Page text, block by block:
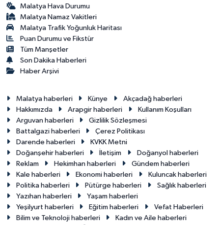
Malatya Hava Durumu
Malatya Namaz Vakitleri
Malatya Trafik Yoğunluk Haritası
Puan Durumu ve Fikstür
Tüm Manşetler
Son Dakika Haberleri
Haber Arşivi
Malatya haberleri Künye
Akçadağ haberleri
Hakkımızda
Arapgir haberleri
Kullanım Koşulları
Arguvan haberleri
Gizlilik Sözleşmesi
Battalgazi haberleri
Çerez Politikası
Darende haberleri
KVKK Metni
Doğanşehir haberleri
İletişim
Doğanyol haberleri
Reklam
Hekimhan haberleri
Gündem haberleri
Kale haberleri
Ekonomi haberleri
Kuluncak haberleri
Politika haberleri
Pütürge haberleri
Sağlık haberleri
Yazıhan haberleri
Yaşam haberleri
Yeşilyurt haberleri
Eğitim haberleri
Vefat Haberleri
Bilim ve Teknoloji haberleri
Kadın ve Aile haberleri